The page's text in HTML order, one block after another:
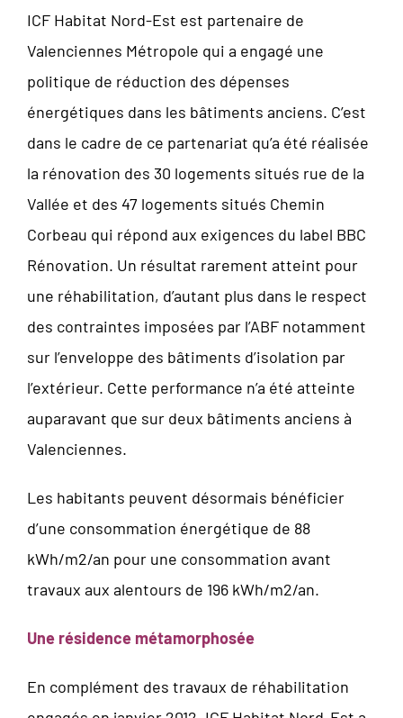
ICF Habitat Nord-Est est partenaire de
Valenciennes Métropole qui a engagé une
politique de réduction des dépenses
énergétiques dans les bâtiments anciens. C’est
dans le cadre de ce partenariat qu’a été réalisée
la rénovation des 30 logements situés rue de la
Vallée et des 47 logements situés Chemin
Corbeau qui répond aux exigences du label BBC
Rénovation. Un résultat rarement atteint pour
une réhabilitation, d’autant plus dans le respect
des contraintes imposées par l’ABF notamment
sur l’enveloppe des bâtiments d’isolation par
l’extérieur. Cette performance n’a été atteinte
auparavant que sur deux bâtiments anciens à
Valenciennes.
Les habitants peuvent désormais bénéficier
d’une consommation énergétique de 88
kWh/m2/an pour une consommation avant
travaux aux alentours de 196 kWh/m2/an.
Une résidence métamorphosée
En complément des travaux de réhabilitation